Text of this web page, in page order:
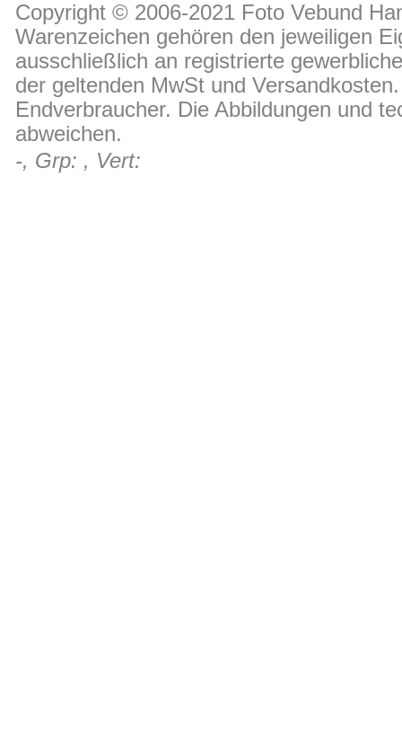
Copyright © 2006-2021 Foto Vebund
Warenzeichen gehören den jeweiligen
ausschließlich an registrierte
der geltenden MwSt und
Endverbraucher. Die Abbildungen und
abweichen.
-, Grp: , Vert: